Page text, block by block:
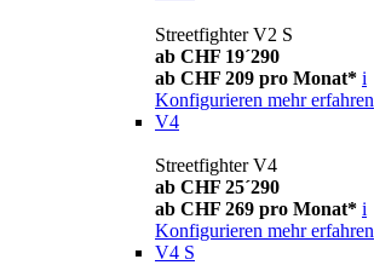
Streetfighter V2 S
ab CHF 19´290
ab CHF 209 pro Monat* i
Konfigurieren mehr erfahren
V4
Streetfighter V4
ab CHF 25´290
ab CHF 269 pro Monat* i
Konfigurieren mehr erfahren
V4 S